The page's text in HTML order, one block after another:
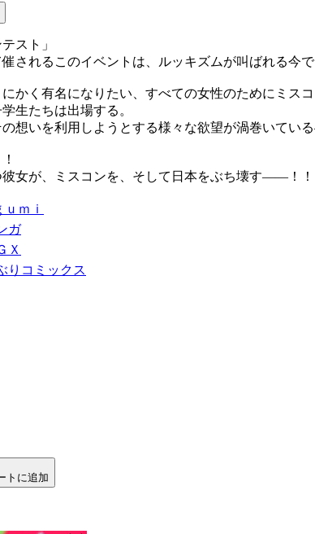
スト」
されるこのイベントは、ルッキズムが叫ばれる今
かく有名になりたい、すべての女性のためにミス
生たちは出場する。
の想いを利用しようとする様々な欲望が渦巻いてい
女が、ミスコンを、そして日本をぶち壊す――！！
ｕｍｉ
ガ
Ｘ
りコミックス
トに追加